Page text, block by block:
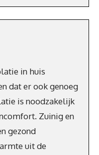
in huis
dat er ook genoeg
is noodzakelijk
Zuinig en
gezond
uit de